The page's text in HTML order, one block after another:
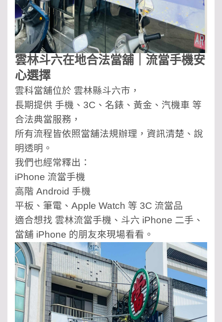
雲林斗六在地合法當舖｜流當手機安
心選擇
雲科當舖位於 雲林縣斗六市，
長期提供 手機、3C、名錶、黃金、汽機車 等
合法典當服務，
所有流程皆依照當舖法規辦理，資訊清楚、說
明透明。
我們也經常釋出：
iPhone 流當手機
高階 Android 手機
平板、筆電、Apple Watch 等 3C 流當品
適合想找 雲林流當手機、斗六 iPhone 二手、
當舖 iPhone 的朋友來現場看看。